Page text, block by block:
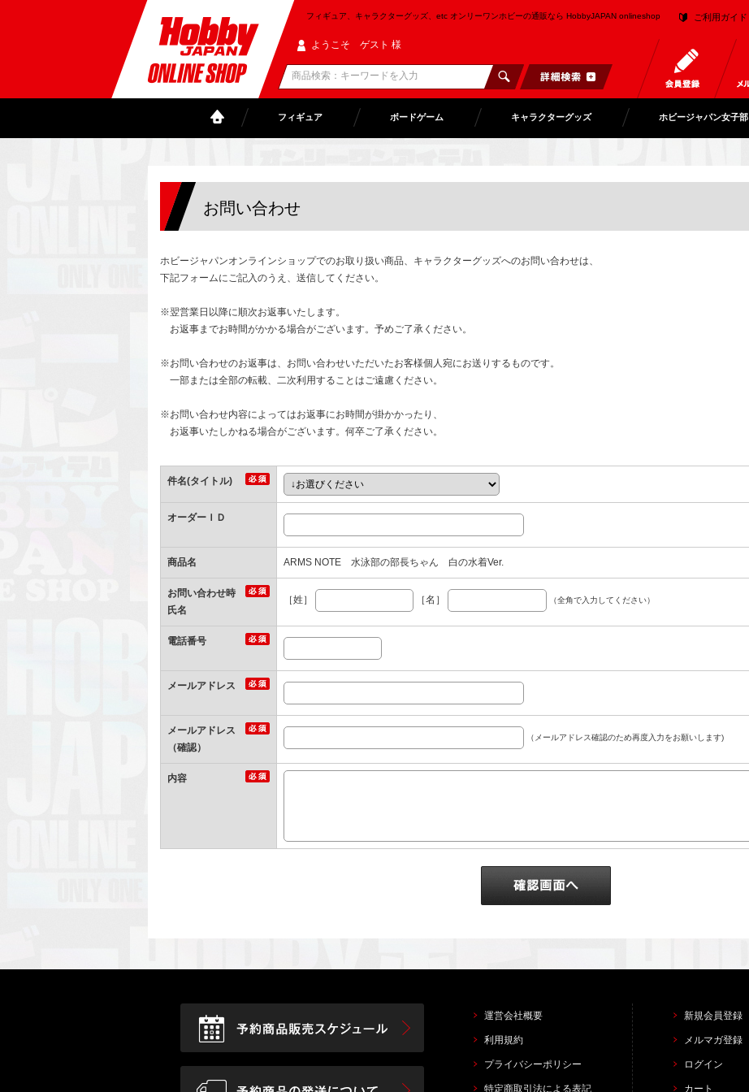
フィギュア、キャラクターグッズ、etc オンリーワンホビーの通販なら HobbyJAPAN onlineshop ご利用ガイド
ようこそ ゲスト 様
フィギュア ボードゲーム キャラクターグッズ ホビージャパン女子部
お問い合わせ
ホビージャパンオンラインショップでのお取り扱い商品、キャラクターグッズへのお問い合わせは、
下記フォームにご記入のうえ、送信してください。
※翌営業日以降に順次お返事いたします。
お返事までお時間がかかる場合がございます。予めご了承ください。
※お問い合わせのお返事は、お問い合わせいただいたお客様個人宛にお送りするものです。
一部または全部の転載、二次利用することはご遠慮ください。
※お問い合わせ内容によってはお返事にお時間が掛かかったり、
お返事いたしかねる場合がございます。何卒ご了承ください。
件名(タイトル)
オーダーＩＤ
商品名 ARMS NOTE 水泳部の部長ちゃん 白の水着Ver.
お問い合わせ時
氏名
［姓］ ［名］ （全角で入力してください）
電話番号
メールアドレス
メールアドレス
（確認）
（メールアドレス確認のため再度入力をお願いします)
内容
運営会社概要
利用規約
プライバシーポリシー
特定商取引法による表記
新規会員登録
メルマガ登録
ログイン
カート